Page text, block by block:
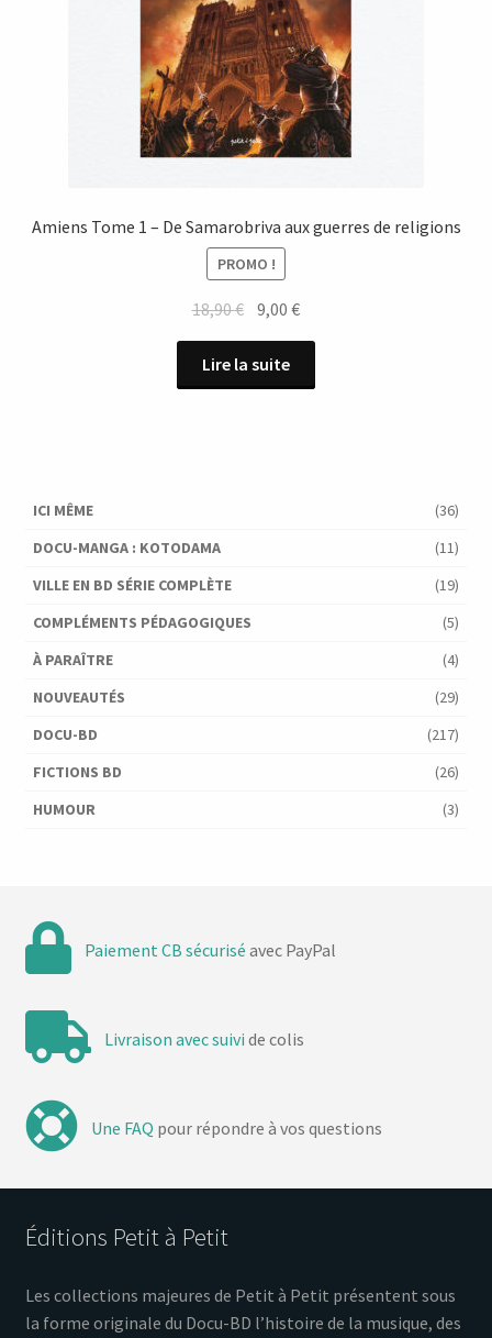
Amiens Tome 1 – De Samarobriva aux guerres de religions
PROMO !
18,90€ Le
initial
était :
9,00€Le
est :
Lire la suite
ICI MÊME
(36)
DOCU-MANGA : KOTODAMA
(11)
VILLE EN BD SÉRIE COMPLÈTE
(19)
COMPLÉMENTS PÉDAGOGIQUES
(5)
À PARAÎTRE
(4)
NOUVEAUTÉS
(29)
DOCU-BD
(217)
FICTIONS BD
(26)
HUMOUR
(3)
Paiement CB sécurisé avec PayPal
Livraison avec suivi de colis
Une FAQ pour répondre à vos questions
Éditions Petit à Petit
Les collections majeures de Petit à Petit présentent sous
la forme originale du Docu-BD l’histoire de la musique, des